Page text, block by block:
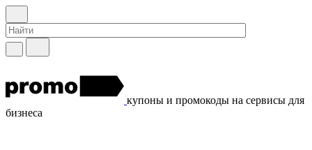
купоны и промокоды на сервисы для
бизнеса